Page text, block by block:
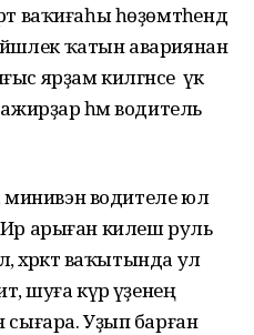
ваҡиғаһы һөҙөмтәһендә
йәшлек ҡатын авариянан
ярҙам килгәнсе үк
һәм водитель
минивэн водителе юл
Ир арыған килеш руль
хәрәкәт ваҡытында ул
шуға күрә үҙенең
сығара. Уҙып барған